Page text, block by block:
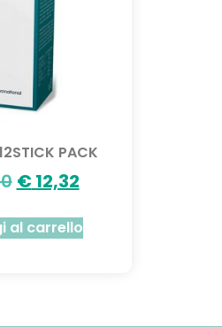
PACK
€12,32
al carrello